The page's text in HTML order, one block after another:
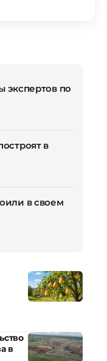
экспертов по
в
в своем
в